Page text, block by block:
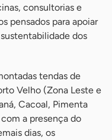
consultorias e
pensados para apoiar
dos
tendas de
Velho (Zona Leste e
Cacoal, Pimenta
a presença do
dias, os